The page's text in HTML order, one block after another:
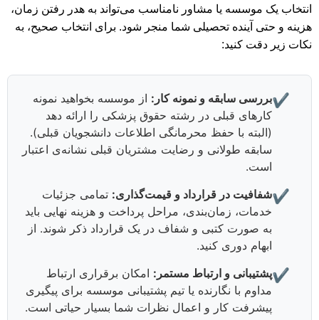
انتخاب یک موسسه یا مشاور نامناسب می‌تواند به هدر رفتن زمان،
هزینه و حتی آینده تحصیلی شما منجر شود. برای انتخاب صحیح، به
نکات زیر دقت کنید:
✔️بررسی سابقه و نمونه کار: از موسسه بخواهید نمونه
کارهای قبلی در رشته حقوق پزشکی را ارائه دهد
(البته با حفظ محرمانگی اطلاعات دانشجویان قبلی).
سابقه طولانی و رضایت مشتریان قبلی نشانه‌ی اعتبار
است.
✔️شفافیت در قرارداد و قیمت‌گذاری: تمامی جزئیات
خدمات، زمان‌بندی، مراحل پرداخت و هزینه نهایی باید
به صورت کتبی و شفاف در یک قرارداد ذکر شوند. از
ابهام دوری کنید.
✔️پشتیبانی و ارتباط مستمر: امکان برقراری ارتباط
مداوم با نگارنده یا تیم پشتیبانی موسسه برای پیگیری
پیشرفت کار و اعمال نظرات شما بسیار حیاتی است.